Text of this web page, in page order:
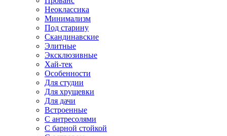
Неоклассика
Минимализм
Под старину
Скандинавские
Элитные
Эксклюзивные
Хай-тек
Особенности
Для студии
Для хрущевки
Для дачи
Встроенные
С антресолями
С барной стойкой